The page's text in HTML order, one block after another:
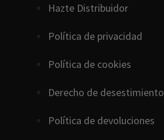
Hazte Distribuidor
Política de privacidad
Política de cookies
Derecho de desestimiento
Política de devoluciones